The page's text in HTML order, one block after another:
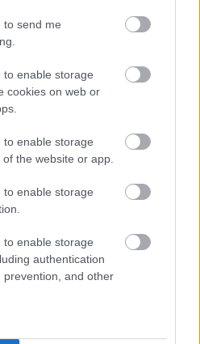
to send me
to enable storage
cookies on web or
to enable storage
the website or app.
to enable storage
to enable storage
authentication
and other
abban is, mit mivel
Abban az esetben pedig, ha
amely esetén orvosi
bizonyos tejtermékeket
mindig vegyük nagyon